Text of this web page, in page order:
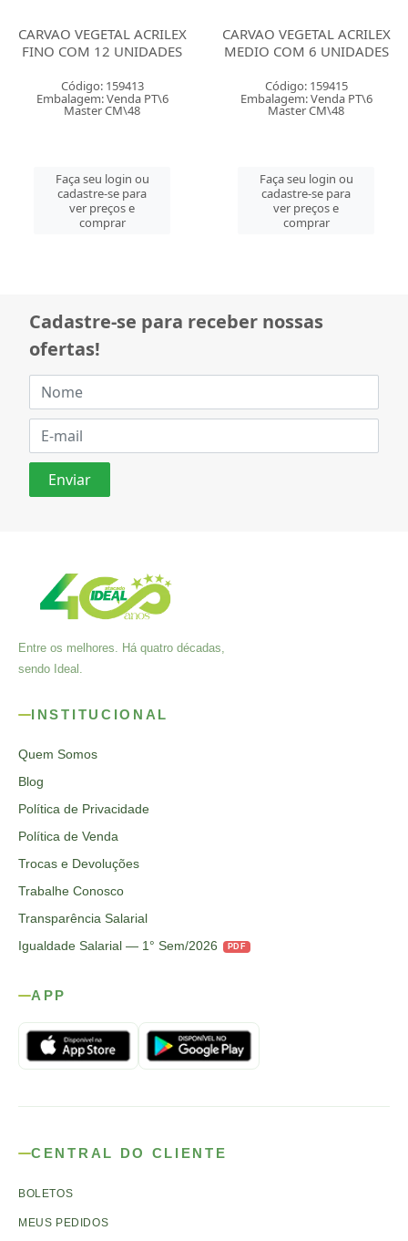
CARVAO VEGETAL ACRILEX
FINO COM 12 UNIDADES
Código: 159413
Embalagem: Venda PT\6
Master CM\48
Faça seu login ou
cadastre-se para
ver preços e
comprar
CARVAO VEGETAL ACRILEX
MEDIO COM 6 UNIDADES
Código: 159415
Embalagem: Venda PT\6
Master CM\48
Faça seu login ou
cadastre-se para
ver preços e
comprar
Cadastre-se para receber nossas
ofertas!
Entre os melhores. Há quatro décadas,
sendo Ideal.
INSTITUCIONAL
Quem Somos
Blog
Política de Privacidade
Política de Venda
Trocas e Devoluções
Trabalhe Conosco
Transparência Salarial
Igualdade Salarial — 1° Sem/2026
PDF
APP
CENTRAL DO CLIENTE
BOLETOS
MEUS PEDIDOS